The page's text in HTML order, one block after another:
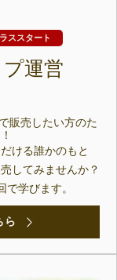
ススタート
運営
販売したい方のた
ける誰かのもと
してみませんか？
学びます。
ら